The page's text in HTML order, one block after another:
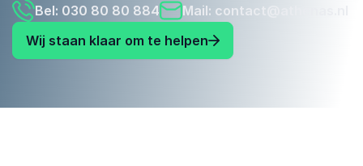
Bel: 030 80 80 884 Mail: contact@athenas.nl
Wij staan klaar om te helpen